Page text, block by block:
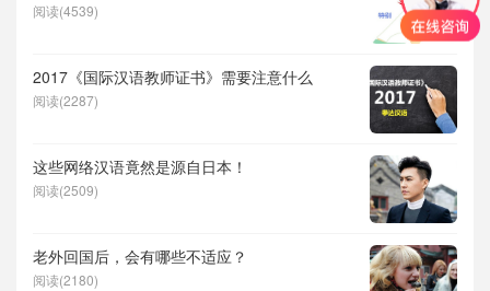
阅读(4539)
2017《国际汉语教师证书》需要注意什么
阅读(2287)
这些网络汉语竟然是源自日本！
阅读(2509)
老外回国后，会有哪些不适应？
阅读(2180)